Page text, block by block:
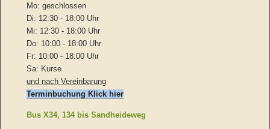
Mo: geschlossen
Di: 12:30 - 18:00 Uhr
Mi: 12:30 - 18:00 Uhr
Do: 10:00 - 18:00 Uhr
Fr: 10:00 - 18:00 Uhr
Sa: Kurse
und nach Vereinbarung
Terminbuchung Klick hier
Bus X34, 134 bis Sandheideweg